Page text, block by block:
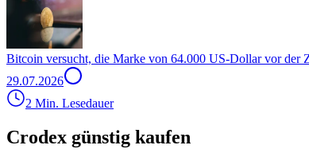
Bitcoin versucht, die Marke von 64.000 US-Dollar vor der
29.07.2026
2 Min. Lesedauer
Crodex günstig kaufen